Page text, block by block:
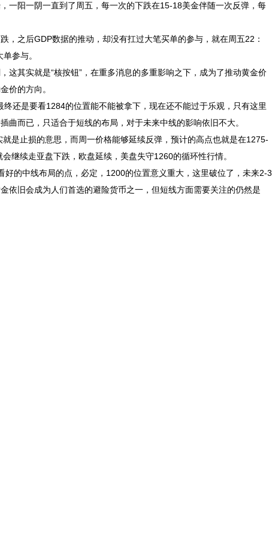
阳一阴一直到了周五，每一次的下跌在15-18美金伴随一次反弹，每
之后GDP数据的推动，却没有扛过大笔买单的参与，就在周五22：
参与。
其实就是“核按钮”，在重多消息的多重影响之下，成为了推动黄金价
价的方向。
是要看1284的位置能不能被拿下，现在还不能过于乐观，只有这里
而已，只适合于短线的布局，对于未来中线的影响依旧不大。
止损的意思，而周一价格能够延续反弹，预计的高点也就是在1275-
继续走亚盘下跌，欧盘延续，美盘失守1260的循环性行情。
中线布局的点，必定，1200的位置意义重大，这里破位了，未来2-3
依旧会成为人们首选的避险货币之一，但短线方面需要关注的仍然是